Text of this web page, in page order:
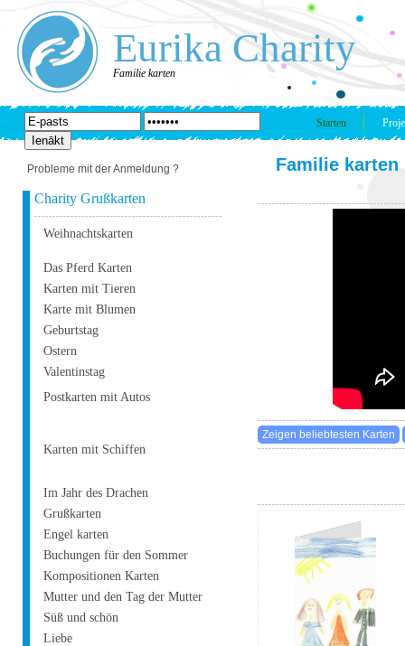
Eurika Charity
Familie karten
Starten
Probleme mit der Anmeldung ?
Charity Grußkarten
Weihnachtskarten
Das Pferd Karten
Karten mit Tieren
Karte mit Blumen
Geburtstag
Ostern
Valentinstag
Postkarten mit Autos
Karten mit Schiffen
Im Jahr des Drachen
Grußkarten
Engel karten
Buchungen für den Sommer
Kompositionen Karten
Mutter und den Tag der Mutter
Süß und schön
Liebe
Familie karten